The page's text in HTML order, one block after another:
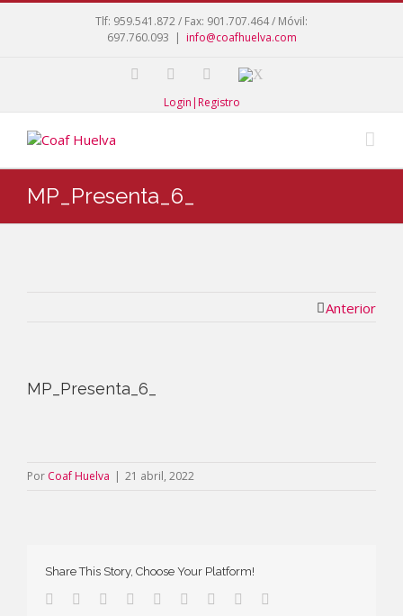
Tlf: 959.541.872 / Fax: 901.707.464 / Móvil:
697.760.093 | info@coafhuelva.com
Login|Registro
MP_Presenta_6_
Anterior
MP_Presenta_6_
Por Coaf Huelva | 21 abril, 2022
Share This Story, Choose Your Platform!